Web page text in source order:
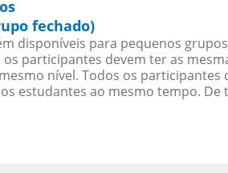
fechado)
disponíveis para pequenos
participantes devem ter as
nível. Todos os
estudantes ao mesmo tempo.